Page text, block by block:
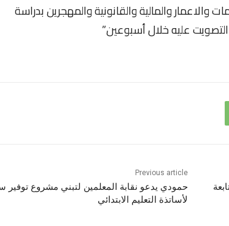
والاعمار والمالية والقانونية والمهجرين بدراسة
عليه خلال أسبوعين”
Previous article
حمودي يدعو نقابة المعلمين لتبني مشروع توفير
لأساتذة التعليم الابتدائي